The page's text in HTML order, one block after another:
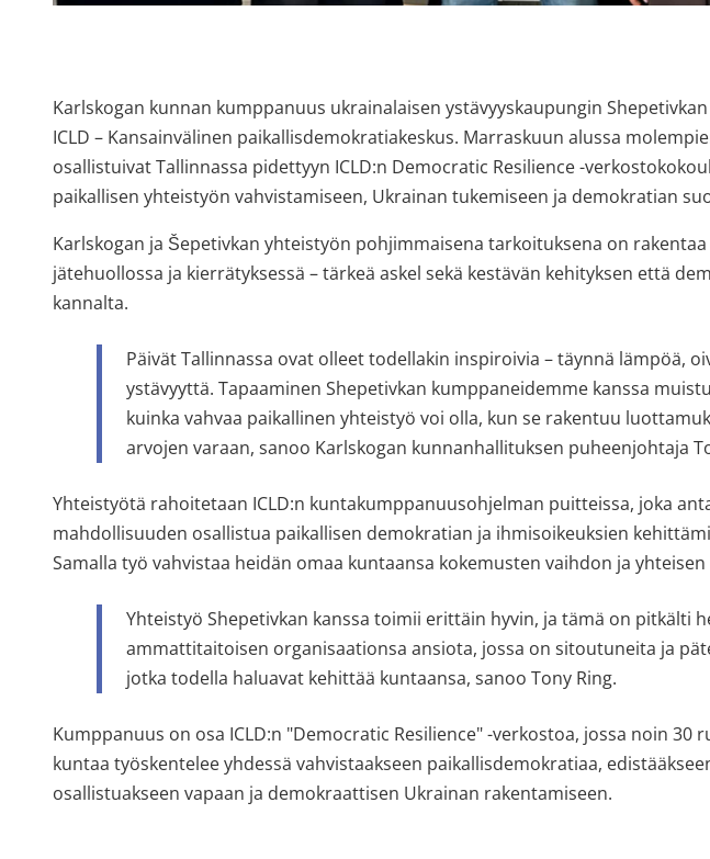
Karlskogan kunnan kumppanuus ukrainalaisen ystävyyskaupungin
ICLD – Kansainvälinen paikallisdemokratiakeskus. Marraskuun alussa
osallistuivat Tallinnassa pidettyyn ICLD:n Democratic Resilience -
paikallisen yhteistyön vahvistamiseen, Ukrainan tukemiseen ja demokratian
Karlskogan ja Šepetivkan yhteistyön pohjimmaisena tarkoituksena on
jätehuollossa ja kierrätyksessä – tärkeä askel sekä kestävän kehityksen että
kannalta.
Päivät Tallinnassa ovat olleet todellakin inspiroivia – täynnä lämpöä,
ystävyyttä. Tapaaminen Shepetivkan kumppaneidemme kanssa
kuinka vahvaa paikallinen yhteistyö voi olla, kun se rakentuu
arvojen varaan, sanoo Karlskogan kunnanhallituksen puheenjohtaja
Yhteistyötä rahoitetaan ICLD:n kuntakumppanuusohjelman puitteissa, joka
mahdollisuuden osallistua paikallisen demokratian ja ihmisoikeuksien
Samalla työ vahvistaa heidän omaa kuntaansa kokemusten vaihdon ja
Yhteistyö Shepetivkan kanssa toimii erittäin hyvin, ja tämä on pitkälti
ammattitaitoisen organisaationsa ansiota, jossa on sitoutuneita ja
jotka todella haluavat kehittää kuntaansa, sanoo Tony Ring.
Kumppanuus on osa ICLD:n "Democratic Resilience" -verkostoa, jossa noin 30
kuntaa työskentelee yhdessä vahvistaakseen paikallisdemokratiaa,
osallistuakseen vapaan ja demokraattisen Ukrainan rakentamiseen.